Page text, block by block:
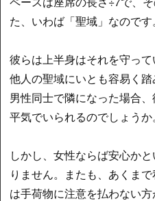
た、いわば「聖域」なのです。
彼らは上半身はそれを守っ
他人の聖域にいとも容易く踏
男性同士で隣になった場合
平気でいられるのでしょうか。
しかし、女性ならば安心か
りません。またも、あくま
は手荷物に注意を払わない